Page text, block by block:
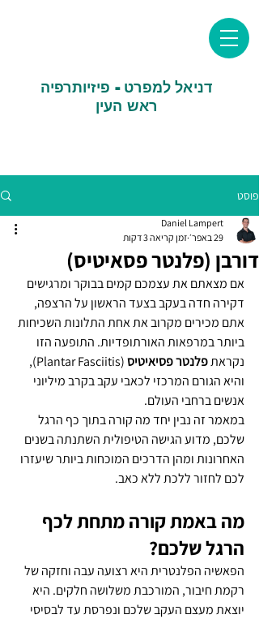
דניאל למפרט - פיזיותרפיה
ראש העין
פוסט
דורבן (פלנטר פסאיטיס)
Daniel Lampert
29 באפר׳
זמן קריאה 3 דקות
אם מצאתם את עצמכם קמים בבוקר ומרגישים
דקירה חדה בעקב בצעד הראשון על הרצפה,
אתם מכירים מקרוב את אחת התלונות השכיחות
ביותר במרפאות האורתופדיות. התופעה הזו
נקראת פלנטר פסיאיטיס
(Plantar Fasciitis),
והיא הגורם המרכזי לכאבי עקב בקרב מיליוני
אנשים ברחבי העולם.
במאמר זה נבין יחד מה קורה בתוך כף הרגל
שלכם, מדוע הגישה הטיפולית השתנתה בשנים
האחרונות ומהן הדרכים המוכחות ביותר שיעזרו
לכם לחזור ללכת ללא כאב.
מה באמת קורה מתחת לכף
הרגל שלכם?
הפאשיה הפלנטרית היא רצועה עבה וחזקה של
רקמת חיבור, המורכבת משלושה חלקים. היא
יוצאת מעצם העקב שלכם ונפרסת עד לבסיסי